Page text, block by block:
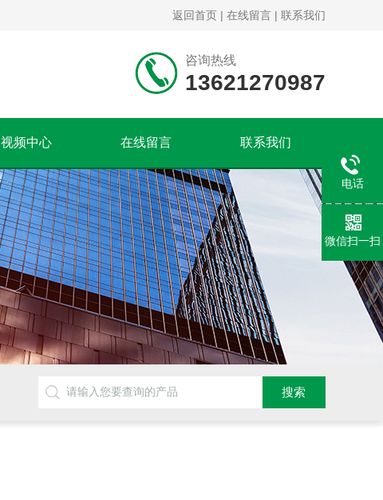
返回首页 | 在线留言 | 联系我们
咨询热线
13621270987
视频中心 在线留言 联系我们
电话
微信扫一扫